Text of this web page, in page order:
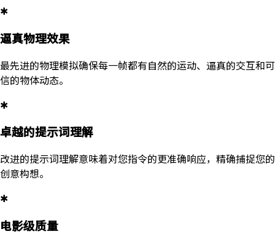
✱
逼真物理效果
最先进的物理模拟确保每一帧都有自然的运动、逼真的交互和可
信的物体动态。
✱
卓越的提示词理解
改进的提示词理解意味着对您指令的更准确响应，精确捕捉您的
创意构想。
✱
电影级质量